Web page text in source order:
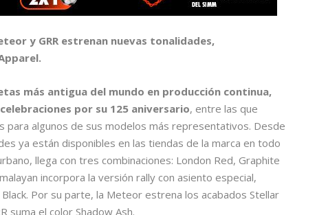
y GRR estrenan nuevas tonalidades,
más antigua del mundo en producción continua,
por su 125 aniversario, entre las que
para algunos de sus modelos más representativos. Desde
ya están disponibles en las tiendas de la marca en todo
llega con tres combinaciones: London Red, Graphite
incorpora la versión rally con asiento especial,
Por su parte, la Meteor estrena los acabados Stellar
suma el color Shadow Ash.